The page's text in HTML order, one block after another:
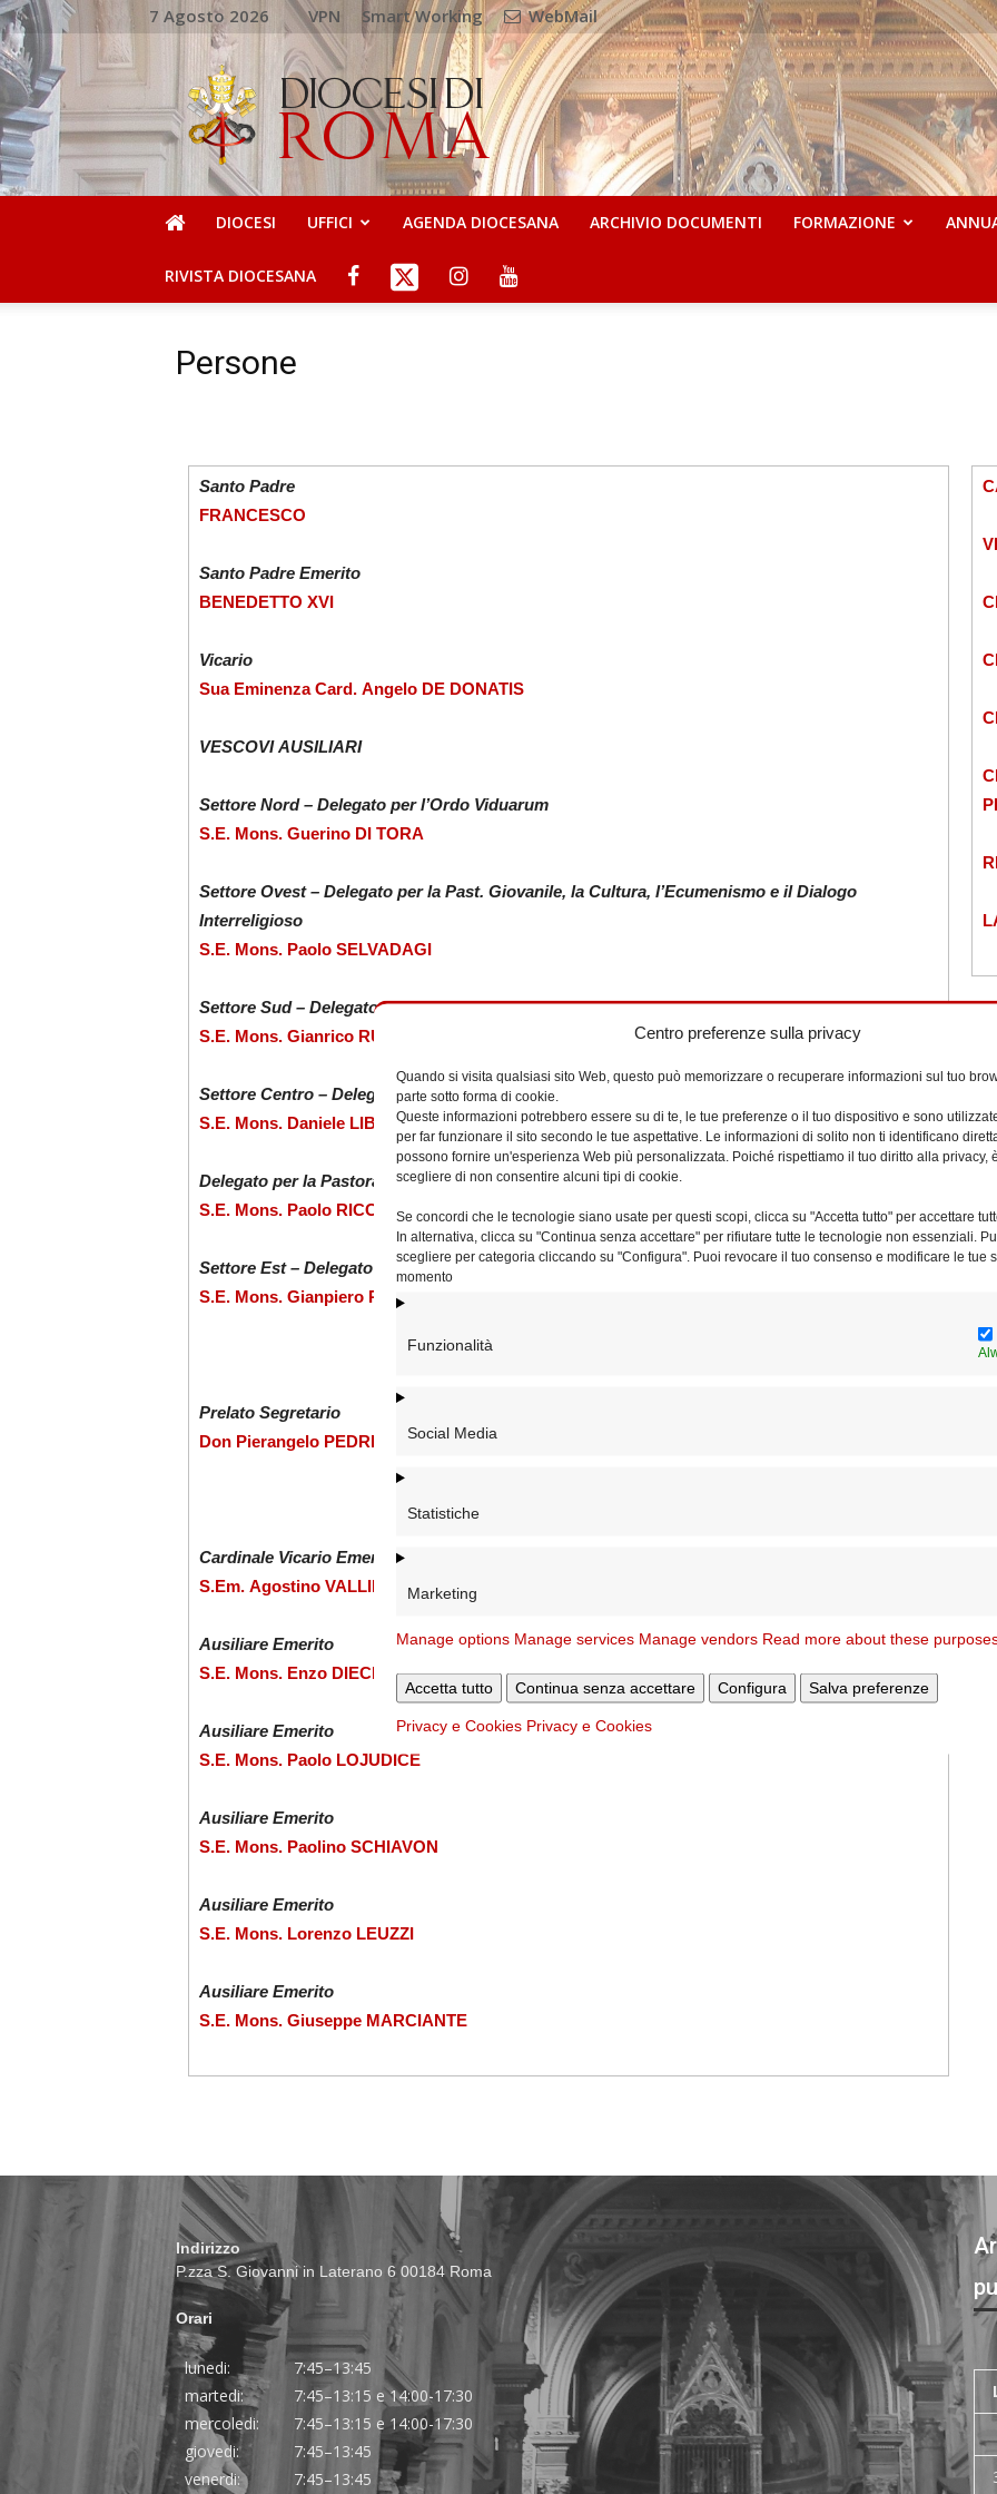
Centro preferenze sulla privacy
Quando si visita qualsiasi sito Web, questo può memorizzare o recuperare informazioni sul tuo
parte sotto forma di cookie.
Queste informazioni potrebbero essere su di te, le tue preferenze o il tuo dispositivo e sono
per far funzionare il sito secondo le tue aspettative. Le informazioni di solito non ti identificano
possono fornire un'esperienza Web più personalizzata. Poiché rispettiamo il tuo diritto alla privacy,
scegliere di non consentire alcuni tipi di cookie.
Se concordi che le tecnologie siano usate per questi scopi, clicca su "Accetta tutto" per accettare
In alternativa, clicca su "Continua senza accettare" per rifiutare tutte le tecnologie non essenziali.
scegliere per categoria cliccando su "Configura". Puoi revocare il tuo consenso e modificare le tue
momento
Funzionalità
Social Media
Statistiche
Marketing
Manage options Manage services Manage vendors Read more about these
Accetta tutto Continua senza accettare Configura Salva preferenze
Privacy e Cookies Privacy e Cookies
7 Agosto 2026 VPN Smart Working WebMail
DIOCESI
DI
ROMA
DIOCESI UFFICI AGENDA DIOCESANA ARCHIVIO DOCUMENTI FORMAZIONE
RIVISTA DIOCESANA
Persone
Santo Padre
FRANCESCO
Santo Padre Emerito
BENEDETTO XVI
Vicario
Sua Eminenza Card. Angelo DE DONATIS
VESCOVI AUSILIARI
Settore Nord – Delegato per l’Ordo Viduarum
S.E. Mons. Guerino DI TORA
Settore Ovest – Delegato per la Past. Giovanile, la Cultura, l’Ecumenismo e il Dialogo
Interreligioso
S.E. Mons. Paolo SELVADAGI
Settore Sud – Delegato per la pastorale d’Ambiente e per la Pastorale Familiare
S.E. Mons. Gianrico RUZZA
Settore Centro – Delegato per il Clero e i Seminari
S.E. Mons. Daniele LIBANORI
Delegato per la Pastorale Sanitaria e per l’Ordo Virginium
S.E. Mons. Paolo RICCIARDI
Settore Est – Delegato per la Carita’, per la Pastorale Migranti e ROM
S.E. Mons. Gianpiero PALMIERI
Prelato Segretario
Don Pierangelo PEDRETTI
Cardinale Vicario Emerito
S.Em. Agostino VALLINI
Ausiliare Emerito
S.E. Mons. Enzo DIECI
Ausiliare Emerito
S.E. Mons. Paolo LOJUDICE
Ausiliare Emerito
S.E. Mons. Paolino SCHIAVON
Ausiliare Emerito
S.E. Mons. Lorenzo LEUZZI
Ausiliare Emerito
S.E. Mons. Giuseppe MARCIANTE
Indirizzo
P.zza S. Giovanni in Laterano 6 00184 Roma
Orari
lunedi:
7:45–13:45
martedi:
7:45–13:15 e 14:00-17:30
mercoledi:
7:45–13:15 e 14:00-17:30
giovedi:
7:45–13:45
venerdi:
7:45–13:45